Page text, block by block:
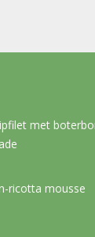
met
ricotta mousse